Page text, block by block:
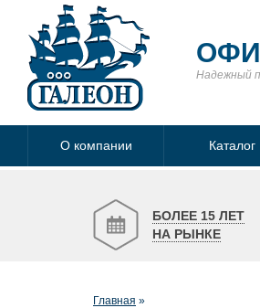
Надежный
О компании Каталог
БОЛЕЕ 15 ЛЕТ
НА РЫНКЕ
Главная